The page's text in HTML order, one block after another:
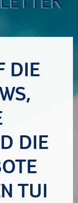
DIE
DIE
TUI